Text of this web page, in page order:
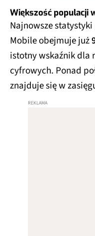
Większość populacji
Najnowsze statystyki
Mobile obejmuje już
istotny wskaźnik dla
cyfrowych. Ponad
znajduje się w